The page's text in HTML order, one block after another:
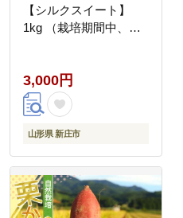
【シルクスイート】
1kg （栽培期間中、農
芋 F3S-2615
3,000円
山形県 新庄市